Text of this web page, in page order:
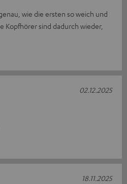
wie die ersten so weich und
Kopfhörer sind dadurch wieder,
02.12.2025
18.11.2025